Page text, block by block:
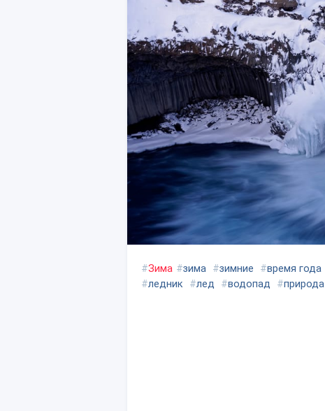
#Зима #зима #зимние #время года
#ледник #лед #водопад #природа